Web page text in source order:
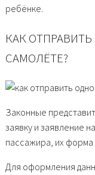
ребёнке.
КАК
САМОЛЁТЕ?
Законные
заявку и заявление
пассажира, их форма
Для оформления